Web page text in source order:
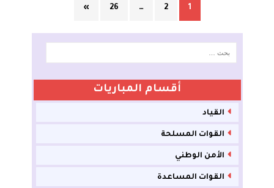
1
2
…
26
»
أقسام المباريات
القياد
القوات المسلحة
الأمن الوطني
القوات المساعدة